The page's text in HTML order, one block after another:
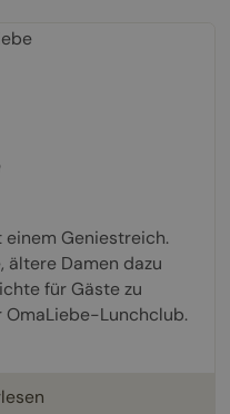
Geniestreich.
ältere Damen dazu
für Gäste zu
OmaLiebe-Lunchclub.